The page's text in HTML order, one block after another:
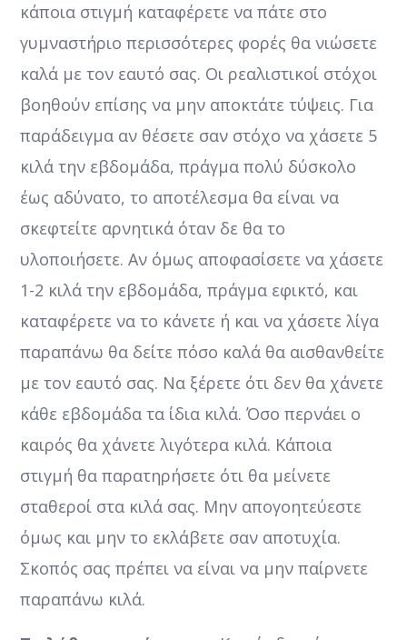
κάποια στιγμή καταφέρετε να πάτε στο
γυμναστήριο περισσότερες φορές θα νιώσετε
καλά με τον εαυτό σας. Οι ρεαλιστικοί στόχοι
βοηθούν επίσης να μην αποκτάτε τύψεις. Για
παράδειγμα αν θέσετε σαν στόχο να χάσετε 5
κιλά την εβδομάδα, πράγμα πολύ δύσκολο
έως αδύνατο, το αποτέλεσμα θα είναι να
σκεφτείτε αρνητικά όταν δε θα το
υλοποιήσετε. Αν όμως αποφασίσετε να χάσετε
1-2 κιλά την εβδομάδα, πράγμα εφικτό, και
καταφέρετε να το κάνετε ή και να χάσετε λίγα
παραπάνω θα δείτε πόσο καλά θα αισθανθείτε
με τον εαυτό σας. Να ξέρετε ότι δεν θα χάνετε
κάθε εβδομάδα τα ίδια κιλά. Όσο περνάει ο
καιρός θα χάνετε λιγότερα κιλά. Κάποια
στιγμή θα παρατηρήσετε ότι θα μείνετε
σταθεροί στα κιλά σας. Μην απογοητεύεστε
όμως και μην το εκλάβετε σαν αποτυχία.
Σκοπός σας πρέπει να είναι να μην παίρνετε
παραπάνω κιλά.